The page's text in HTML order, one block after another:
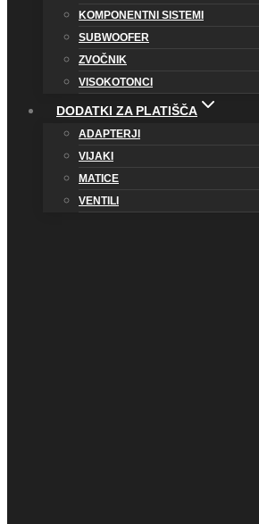
KOMPONENTNI SISTEMI
SUBWOOFER
ZVOČNIK
VISOKOTONCI
DODATKI ZA PLATIŠČA
ADAPTERJI
VIJAKI
MATICE
VENTILI